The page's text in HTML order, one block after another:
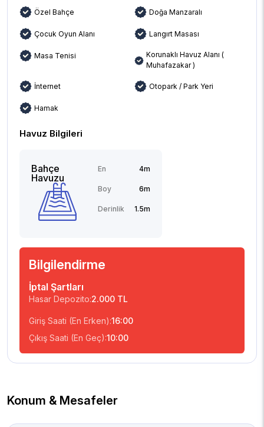
Özel Bahçe Doğa Manzaralı
Çocuk Oyun Alanı Langırt Masası
Masa Tenisi
Korunaklı Havuz Alanı (
Muhafazakar )
İnternet Otopark / Park Yeri
Hamak
Havuz Bilgileri
Bahçe
Havuzu
En 4m
Boy 6m
Derinlik 1.5m
Bilgilendirme
İptal Şartları
Hasar Depozito:2.000 TL
Giriş Saati (En Erken):16:00
Çıkış Saati (En Geç):10:00
Konum & Mesafeler